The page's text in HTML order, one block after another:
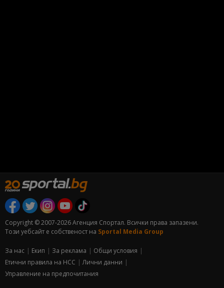
Copyright © 2007-2026 Агенция Спортал. Всички права запазени.
Този уебсайт е собственост на Sportal Media Group
За нас Екип За рекламa
Общи условия
Етични правила на НСС
Лични данни
Управление на предпочитания